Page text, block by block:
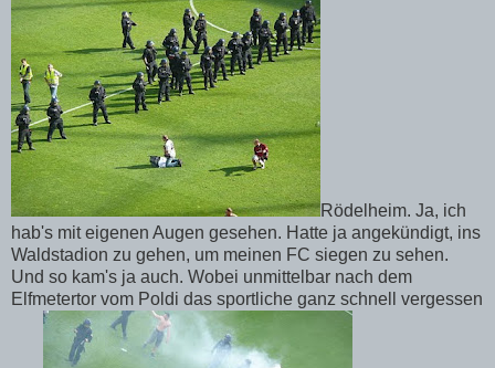
Rödelheim. Ja, ich
hab's mit eigenen Augen gesehen. Hatte ja angekündigt, ins
Waldstadion zu gehen, um meinen FC siegen zu sehen.
Und so kam's ja auch. Wobei unmittelbar nach dem
Elfmetertor vom Poldi das sportliche ganz schnell vergessen